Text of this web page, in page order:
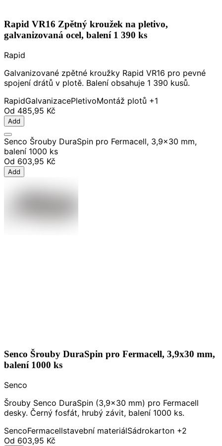
Rapid VR16 Zpětný kroužek na pletivo,
galvanizovaná ocel, balení 1 390 ks
Rapid
Galvanizované zpětné kroužky Rapid VR16 pro pevné
spojení drátů v plotě. Balení obsahuje 1 390 kusů.
RapidGalvanizacePletivoMontáž plotů +1
Od 485,95 Kč
Add
Senco Šrouby DuraSpin pro Fermacell, 3,9x30 mm,
balení 1000 ks
Od 603,95 Kč
Add
Senco Šrouby DuraSpin pro Fermacell, 3,9x30 mm,
balení 1000 ks
Senco
Šrouby Senco DuraSpin (3,9x30 mm) pro Fermacell
desky. Černý fosfát, hrubý závit, balení 1000 ks.
SencoFermacellstavební materiálSádrokarton +2
Od 603,95 Kč